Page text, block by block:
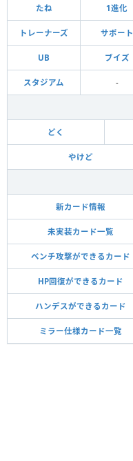
たね 1進化
トレーナーズ サポート
UB ブイズ
スタジアム -
どく
やけど
新カード情報
未実装カード一覧
ベンチ攻撃ができるカード
HP回復ができるカード
ハンデスができるカード
ミラー仕様カード一覧